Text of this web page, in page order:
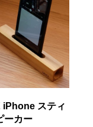
iPhone スティ
ーカー